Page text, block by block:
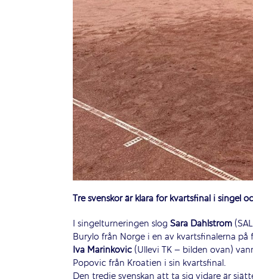
Tre svenskor är klara för kvartsfinal i singel
I singelturneringen slog Sara Dahlström
Burylo från Norge i en av kvartsfinalerna på
Iva Marinkovic (Ullevi TK – bilden ovan)
Popovic från Kroatien i sin kvartsfinal.